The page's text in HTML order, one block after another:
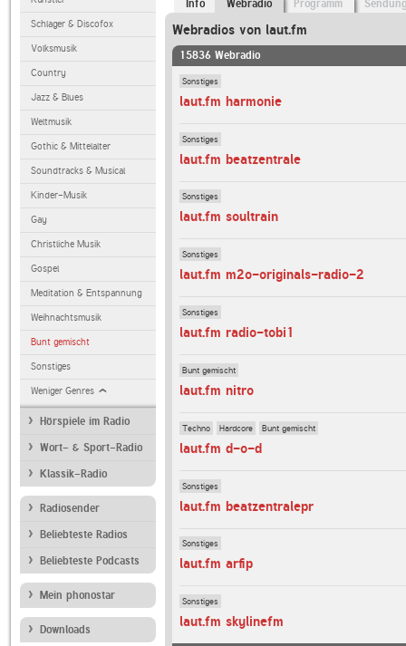
Schlager & Discofox
Volksmusik
Country
Jazz & Blues
Weltmusik
Gothic & Mittelalter
Soundtracks & Musical
Kinder-Musik
Gay
Christliche Musik
Gospel
Meditation & Entspannung
Weihnachtsmusik
Bunt gemischt
Sonstiges
Weniger Genres
Hörspiele im Radio
Wort- & Sport-Radio
Klassik-Radio
Radiosender
Beliebteste Radios
Beliebteste Podcasts
Mein phonostar
Downloads
Info Webradio Programm
Webradios von laut.fm
15836 Webradio
Sonstiges
laut.fm harmonie
Sonstiges
laut.fm beatzentrale
Sonstiges
laut.fm soultrain
Sonstiges
laut.fm m2o-originals-radio-2
Sonstiges
laut.fm radio-tobi1
Bunt gemischt
laut.fm nitro
Techno Hardcore Bunt gemischt
laut.fm d-o-d
Sonstiges
laut.fm beatzentralepr
Sonstiges
laut.fm arfip
Sonstiges
laut.fm skylinefm